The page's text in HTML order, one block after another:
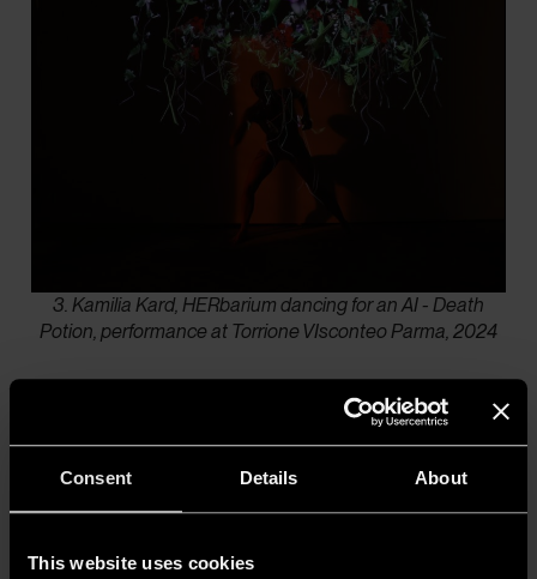
Consent Details About
This website uses cookies
3. Kamilia Kard, HERbarium dancing for an AI - Death
Potion, performance at Torrione VIsconteo Parma, 2024
, come suggerisce il titolo, prende in
esame il ruolo della donna. Il concetto del lavoro
concepita come donna. Da qui ne consegue che